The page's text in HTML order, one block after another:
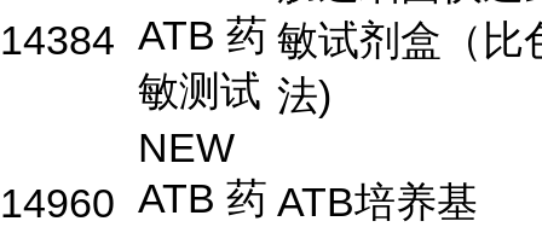
14384 ATB 药
敏测试
敏试剂盒（比
法)
14960
NEW
ATB 药 ATB培养基